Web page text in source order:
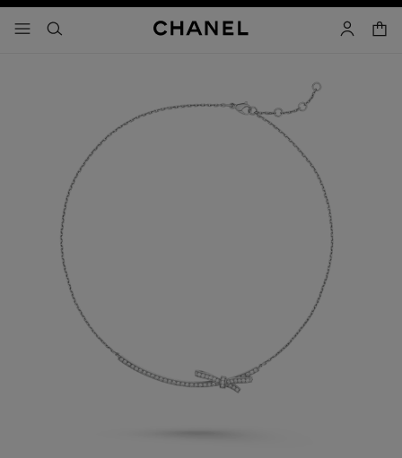
- navegación principal
buscar cuenta
carrito